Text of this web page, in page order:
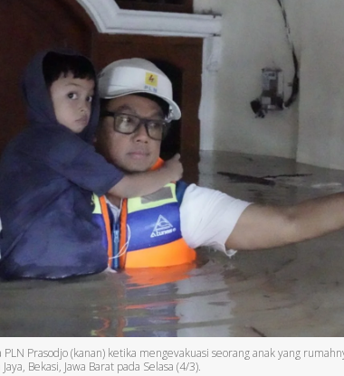
Prasodjo (kanan) ketika mengevakuasi seorang anak yang
Bekasi, Jawa Barat pada Selasa (4/3).